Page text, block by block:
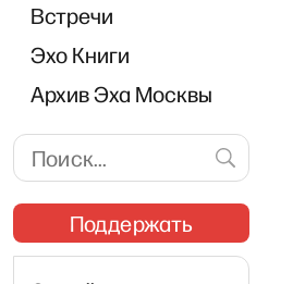
Встречи
Эхо Книги
Архив Эха Москвы
Поддержать